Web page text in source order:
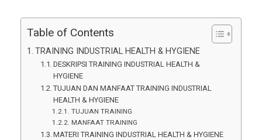
Table of Contents
TRAINING INDUSTRIAL HEALTH & HYGIENE
DESKRIPSI TRAINING INDUSTRIAL HEALTH &
HYGIENE
TUJUAN DAN MANFAAT TRAINING INDUSTRIAL
HEALTH & HYGIENE
TUJUAN TRAINING
MANFAAT TRAINING
MATERI TRAINING INDUSTRIAL HEALTH & HYGIENE